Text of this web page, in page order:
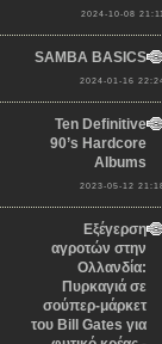
2024-10-08
SAMBA BASICS
2024-01-16
Ten Definitive
90’s Hardcore
Albums
2023-05-12
Εξέγερση
αγροτών στην
Ολλανδία:
Πυρκαγιά σε
σούπερ-μάρκετ
του Bill Gates για